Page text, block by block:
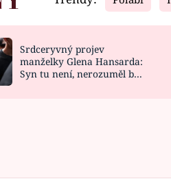
CELEBRITY
VAŘENÍ
Srdceryvný projev
manželky Glena Hansarda:
Syn tu není, nerozuměl by